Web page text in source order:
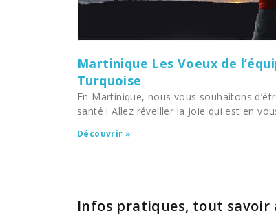
Martinique Les Voeux de
Turquoise
En Martinique, nous vous souhaitons
santé ! Allez réveiller la Joie qui est en
Découvrir »
Infos pratiques, tout